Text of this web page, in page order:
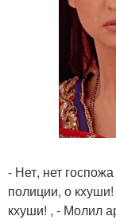
- Нет, нет
полиции, о
кхуши! , - Молил